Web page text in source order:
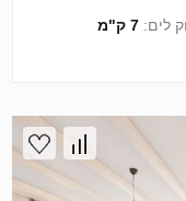
לים:7 ק"מ